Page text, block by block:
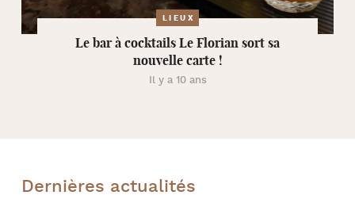
LIEUX
Le bar à cocktails Le Florian sort sa
nouvelle carte !
Il y a 10 ans
Dernières actualités